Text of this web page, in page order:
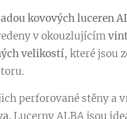
kovových luceren
v okouzlujícím
velikostí, které jsou
perforované stěny a
. Lucerny ALBA jsou